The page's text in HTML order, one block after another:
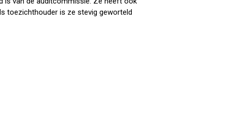
toezichthouder is ze stevig geworteld